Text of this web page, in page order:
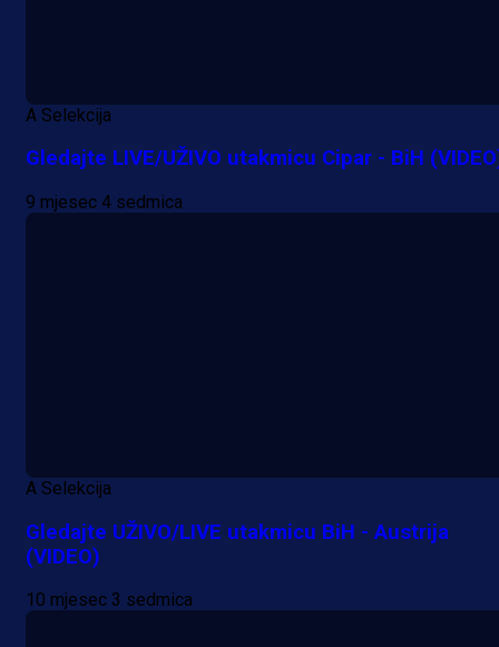
A Selekcija
Gledajte LIVE/UŽIVO utakmicu Cipar - BiH
9 mjesec 4 sedmica
A Selekcija
Gledajte UŽIVO/LIVE utakmicu BiH - Austrija
(VIDEO)
10 mjesec 3 sedmica